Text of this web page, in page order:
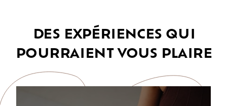
DES EXPÉRIENCES QUI
POURRAIENT VOUS PLAIRE